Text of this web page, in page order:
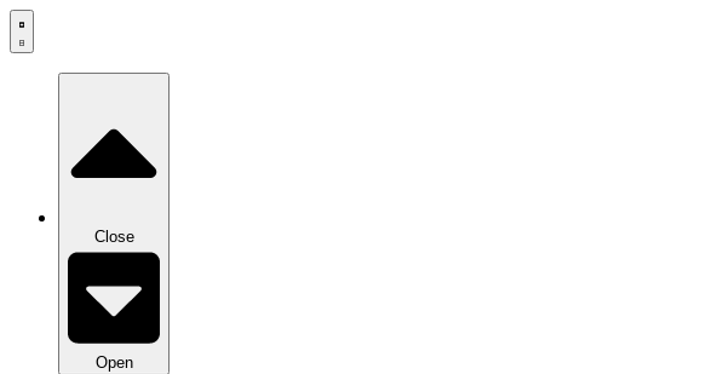
Zum
Inhalt
Close
Open